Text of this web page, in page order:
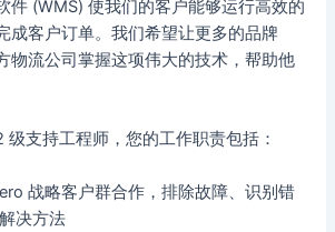
件 (WMS) 使我们的客户能够运行高效的
成客户订单。我们希望让更多的品牌
物流公司掌握这项伟大的技术，帮助他
级支持工程师，您的工作职责包括：
战略客户群合作，排除故障、识别错
决方法